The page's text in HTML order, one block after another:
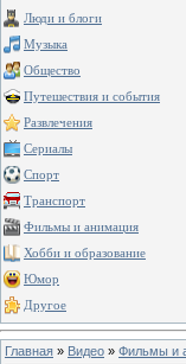
Люди и блоги
Музыка
Общество
Путешествия и события
Развлечения
Сериалы
Спорт
Транспорт
Фильмы и анимация
Хобби и образование
Юмор
Другое
Главная » Видео » Фильмы и